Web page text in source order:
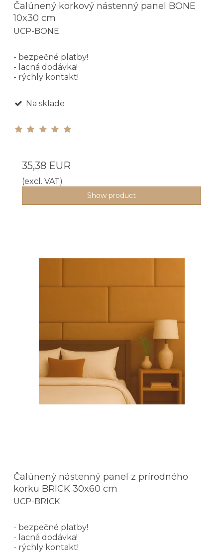
Čalúnený korkový nástenný panel BONE
10x30 cm
UCP-BONE
- bezpečné platby!
- lacná dodávka!
- rýchly kontakt!
Na sklade
35,38 EUR
(excl. VAT)
Show product
Čalúnený nástenný panel z prírodného
korku BRICK 30x60 cm
UCP-BRICK
- bezpečné platby!
- lacná dodávka!
- rýchly kontakt!